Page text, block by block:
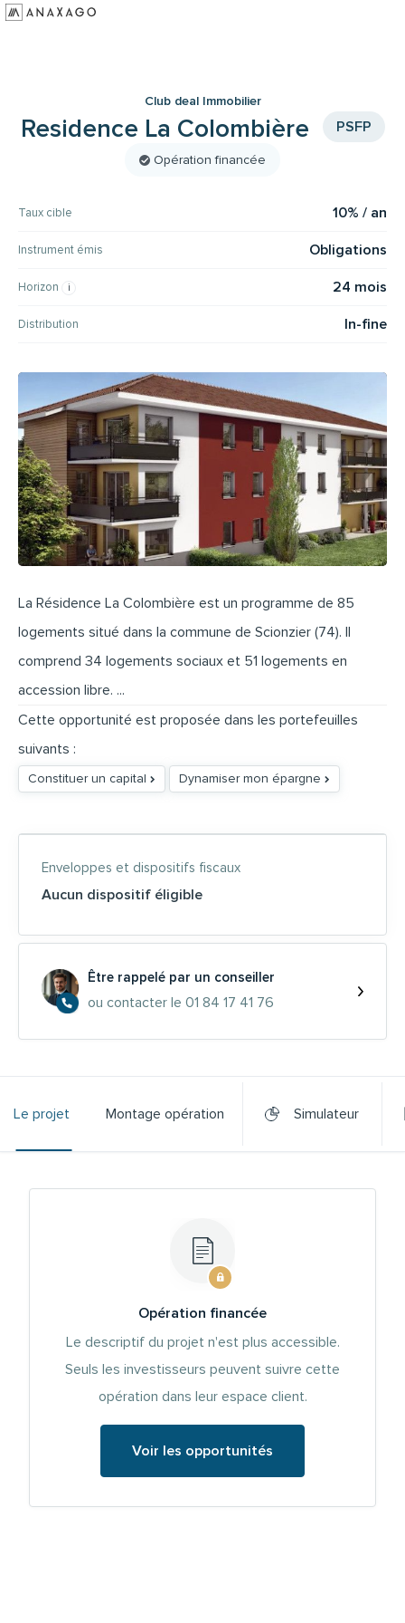
Club deal Immobilier
Residence La Colombière PSFP
Opération financée
Taux cible 10% / an
Instrument émis Obligations
Horizon 24 mois
Distribution In-fine
La Résidence La Colombière est un programme de 85
logements situé dans la commune de Scionzier (74). Il
comprend 34 logements sociaux et 51 logements en
accession libre. ...
Cette opportunité est proposée dans les portefeuilles
suivants :
Constituer un capital Dynamiser mon épargne
Enveloppes et dispositifs fiscaux
Aucun dispositif éligible
Être rappelé par un conseiller
ou contacter le 01 84 17 41 76
Le projet Montage opération Simulateur
Opération financée
Le descriptif du projet n'est plus accessible.
Seuls les investisseurs peuvent suivre cette
opération dans leur espace client.
Voir les opportunités